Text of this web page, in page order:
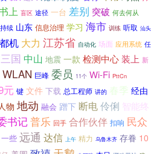
上 盲区 途径 一台 差别 突破 何去何从
持续 山东 信息治理 学习 海市 训练 听取 汕头
机 大力 江苏省 自动化 场面 应用系统 任
三国 中山 地震 一款 检测中心 装上 新
WLAN 巨峰 委员 11个 Wi-Fi PttCn
元 键 文件 下载 总工程师 讲的 春季 经由
物 地动 融会 蹭下 断电伶俐 智能终
书记普乐 回手 合作伙伴 扣响 民众
一些 远通 达信 上午 精力 乌鲁木齐 存眷 10